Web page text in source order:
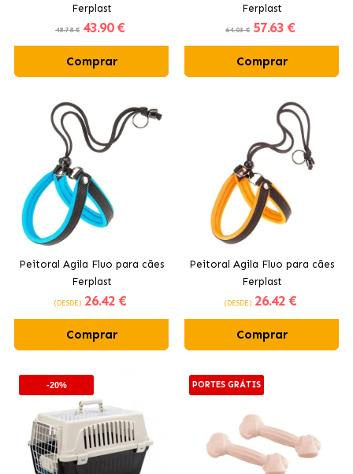
Ferplast
48.78 € 43.90 €
Comprar
Ferplast
64.03 € 57.63 €
Comprar
Peitoral Agila Fluo para cães
Ferplast
(DESDE) 26.42 €
Comprar
Peitoral Agila Fluo para cães
Ferplast
(DESDE) 26.42 €
Comprar
-20% PORTES GRÁTIS